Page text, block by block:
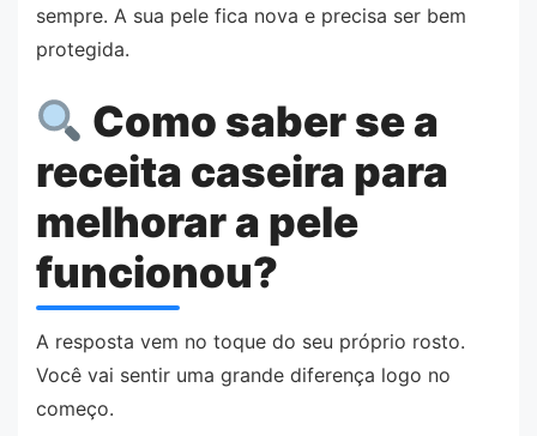
sempre. A sua pele fica nova e precisa ser bem
protegida.
Como saber se a
receita caseira para
melhorar a pele
funcionou?
A resposta vem no toque do seu próprio rosto.
Você vai sentir uma grande diferença logo no
começo.